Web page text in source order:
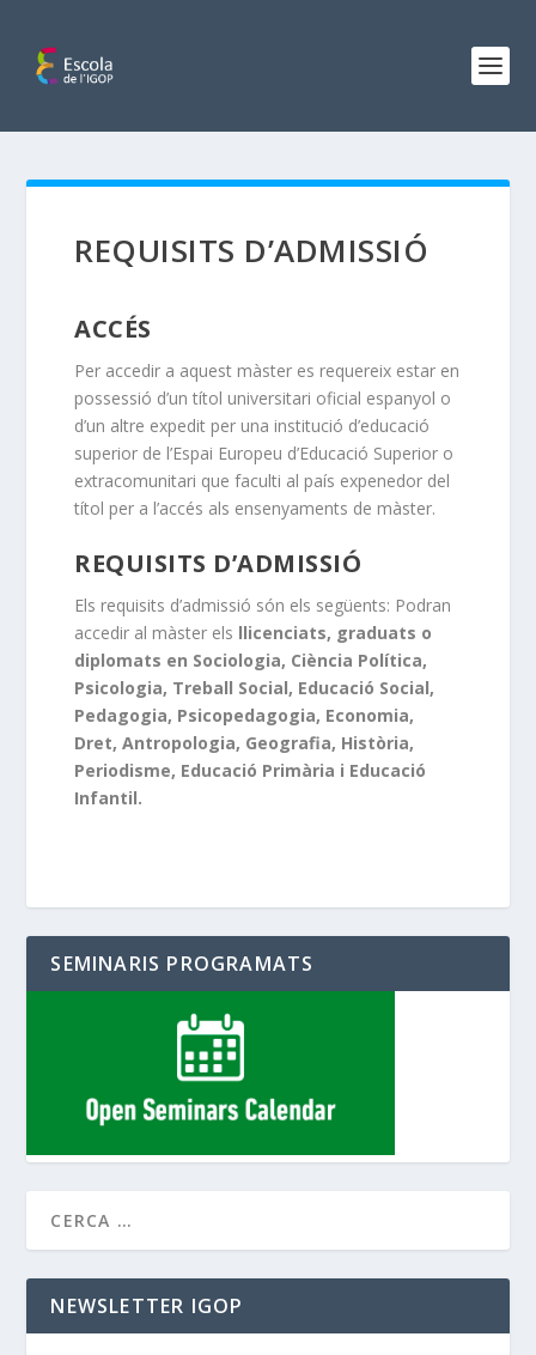
REQUISITS D’ADMISSIÓ
ACCÉS
Per accedir a aquest màster es requereix estar en
possessió d’un títol universitari oficial espanyol o
d’un altre expedit per una institució d’educació
superior de l’Espai Europeu d’Educació Superior o
extracomunitari que faculti al país expenedor del
títol per a l’accés als ensenyaments de màster.
REQUISITS D’ADMISSIÓ
Els requisits d’admissió són els següents: Podran
accedir al màster els llicenciats, graduats o
diplomats en Sociologia, Ciència Política,
Psicologia, Treball Social, Educació Social,
Pedagogia, Psicopedagogia, Economia,
Dret, Antropologia, Geografia, Història,
Periodisme, Educació Primària i Educació
Infantil.
SEMINARIS PROGRAMATS
NEWSLETTER IGOP